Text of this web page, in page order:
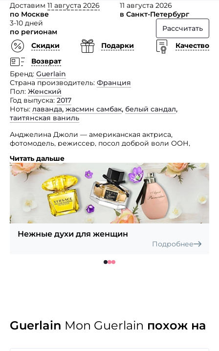
Доставим 11 августа 2026
по Москве
11 августа 2026
в Санкт-Петербург
3-10 дней
по регионам
Рассчитать
Скидки
Подарки
Качество
Возврат
Бренд Guerlain
Страна производитель Франция
Пол Женский
Год выпуска 2017
Ноты лаванда, жасмин самбак, белый сандал,
таитянская ваниль
Анджелина Джоли — американская актриса,
фотомодель, режиссер, посол доброй воли ООН,
глобус» просто женщина и мама, яркий пример для
наследования и обожания миллионов.
Именно ей посвящен аромат Mon Guerlain, который
является воплощением современной, сильной, но,
в тоже время, очень нежной и чувственной женщины.
Аромат отличается достаточно смелой,
с применением специфических и редкостных
компонентов, композицией, которая делает его
звучание таинственным и невероятно сильным.
Guerlain Mon Guerlain — удивительный парфюм для
Читать дальше
Нежные духи для женщин
Подробнее
Guerlain Mon Guerlain похож на